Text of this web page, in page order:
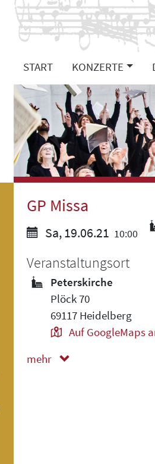
START KONZERTE
GP Missa
Sa, 19.06.21 10:00
Veranstaltungsort
Peterskirche
Plöck 70
69117 Heidelberg
Auf GoogleMaps
mehr